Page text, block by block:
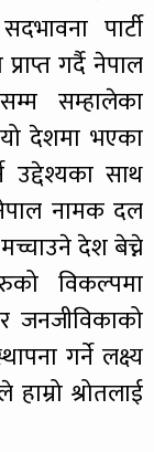
पार्टी
गर्दै नेपाल
सम्हालेका
यो देशमा भएका
उद्देश्यका साथ
नेपाल नामक दल
देश बेच्ने
विकल्पमा
र जनजीविकाको
गर्ने लक्ष्य
श्रोतलाई